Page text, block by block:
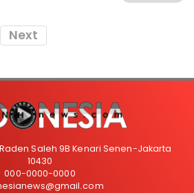
Next
Saleh 9B Kenari Senen-Jakarta
10430
000-0000-0000